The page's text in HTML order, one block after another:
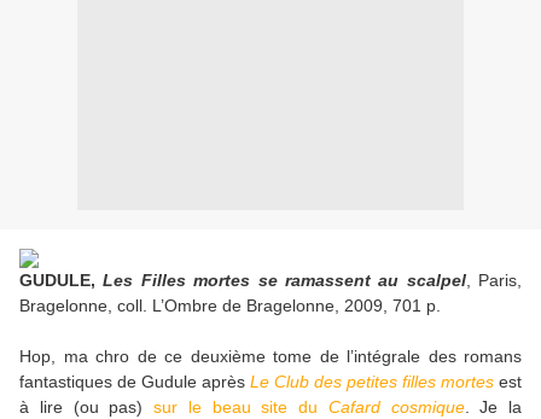
GUDULE,Les Filles mortes se ramassent au scalpel, Paris,
Bragelonne, coll. L’Ombre de Bragelonne, 2009, 701 p.
Hop, ma chro de ce deuxième tome de l’intégrale des romans
fantastiques de Gudule après Le Club des petites filles mortes est
à lire (ou pas) sur le beau site du Cafard cosmique. Je la